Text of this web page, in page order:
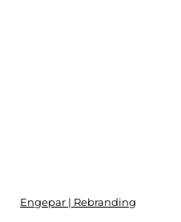
Engepar | Rebranding